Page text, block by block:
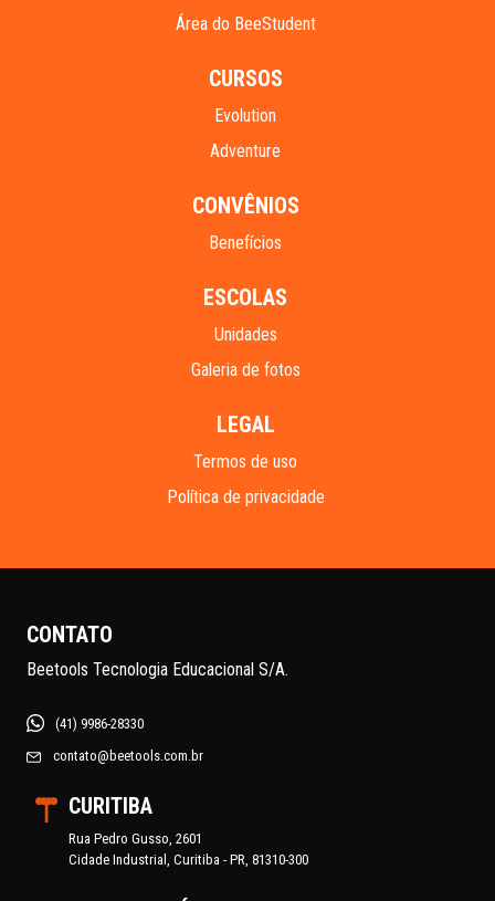
Área do BeeStudent
CURSOS
Evolution
Adventure
CONVÊNIOS
Benefícios
ESCOLAS
Unidades
Galeria de fotos
LEGAL
Termos de uso
Política de privacidade
CONTATO
Beetools Tecnologia Educacional S/A.
(41) 9986-28330
contato@beetools.com.br
CURITIBA
Rua Pedro Gusso, 2601
Cidade Industrial, Curitiba - PR, 81310-300